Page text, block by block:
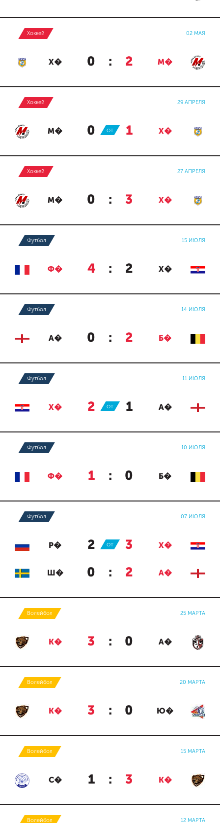
Хоккей 02 МАЯ
Х� 0 : 2 М�
Хоккей 29 АПРЕЛЯ
М� 0 : 1 Х�
ОТ
Хоккей 27 АПРЕЛЯ
М� 0 : 3 Х�
Футбол 15 ИЮЛЯ
Ф� 4 : 2 Х�
Футбол 14 ИЮЛЯ
А� 0 : 2 Б�
Футбол 11 ИЮЛЯ
Х� 2 : 1 А�
ОТ
Футбол 10 ИЮЛЯ
Ф� 1 : 0 Б�
Футбол 07 ИЮЛЯ
Р� 2 : 3 Х�
ОТ
Ш� 0 : 2 А�
Волейбол 25 МАРТА
К� 3 : 0 А�
Волейбол 20 МАРТА
К� 3 : 0 Ю�
Волейбол 15 МАРТА
С� 1 : 3 К�
Волейбол 12 МАРТА